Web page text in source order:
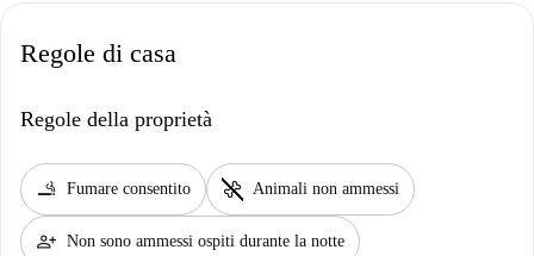
Regole di casa
Regole della proprietà
smoking_rooms Fumare consentito pet_supplies Animali non ammessi
person_add Non sono ammessi ospiti durante la notte